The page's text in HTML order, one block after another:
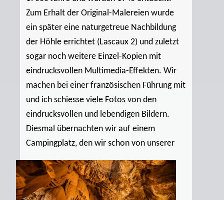
Zum Erhalt der Original-Malereien wurde
ein später eine naturgetreue Nachbildung
der Höhle errichtet (Lascaux 2) und zuletzt
sogar noch weitere Einzel-Kopien mit
eindrucksvollen Multimedia-Effekten. Wir
machen bei einer französischen Führung mit
und ich schiesse viele Fotos von den
eindrucksvollen und lebendigen Bildern.
Diesmal übernachten wir auf einem
Campingplatz, den wir schon von unserer